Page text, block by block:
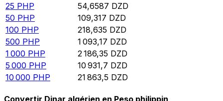
25 PHP 54,6587 DZD
50 PHP 109,317 DZD
100 PHP 218,635 DZD
500 PHP 1 093,17 DZD
1 000 PHP 2 186,35 DZD
5 000 PHP 10 931,7 DZD
10 000 PHP 21 863,5 DZD